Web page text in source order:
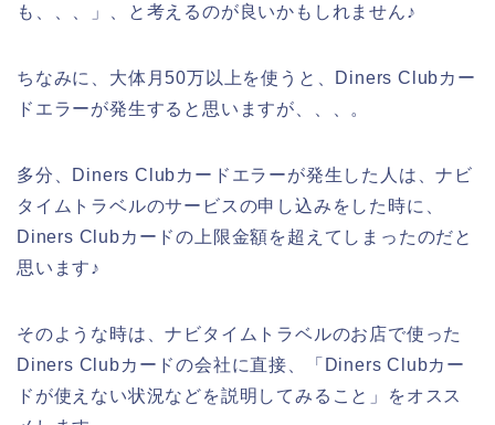
も、、、」、と考えるのが良いかもしれません♪
ちなみに、大体月50万以上を使うと、Diners Clubカー
ドエラーが発生すると思いますが、、、。
多分、Diners Clubカードエラーが発生した人は、ナビ
タイムトラベルのサービスの申し込みをした時に、
Diners Clubカードの上限金額を超えてしまったのだと
思います♪
そのような時は、ナビタイムトラベルのお店で使った
Diners Clubカードの会社に直接、「Diners Clubカー
ドが使えない状況などを説明してみること」をオスス